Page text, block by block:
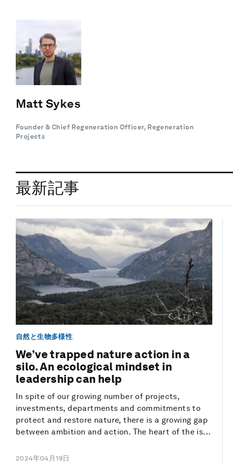
Matt Sykes
Founder & Chief Regeneration Officer, Regeneration
Projects
最新記事
自然と生物多様性
We’ve trapped nature action in a
silo. An ecological mindset in
leadership can help
In spite of our growing number of projects,
investments, departments and commitments to
protect and restore nature, there is a growing gap
between ambition and action. The heart of the is...
2024年04月19日